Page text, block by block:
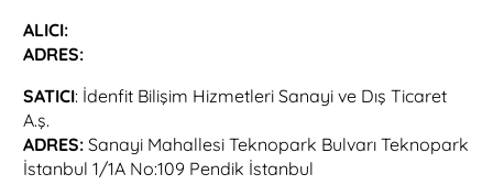
ALICI:
ADRES:
SATICI: İdenfit Bilişim Hizmetleri Sanayi ve Dış Ticaret
A.ş.
ADRES:Sanayi Mahallesi Teknopark Bulvarı Teknopark
İstanbul 1/1A No:109 Pendik İstanbul